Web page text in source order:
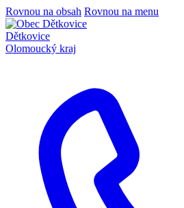
Rovnou na obsah Rovnou na menu
Dětkovice
Olomoucký kraj